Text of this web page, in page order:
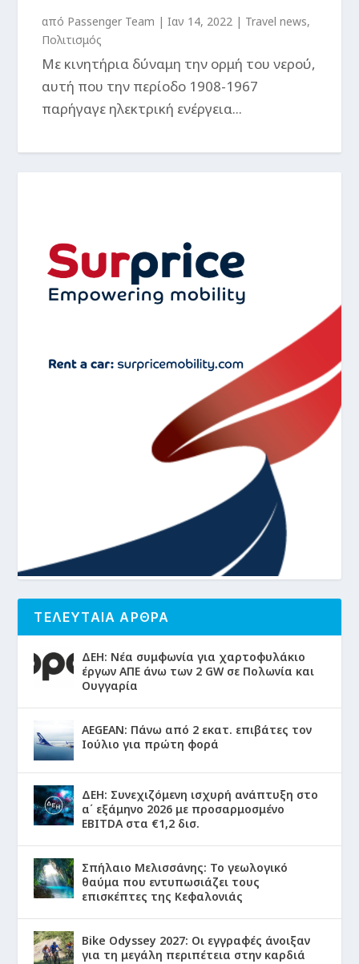
από Passenger Team |Ιαν 14, 2022 | Travel news,
Πολιτισμός
Με κινητήρια δύναμη την ορμή του νερού,
αυτή που την περίοδο 1908-1967
παρήγαγε ηλεκτρική ενέργεια...
ΤΕΛΕΥΤΑΙΑ ΑΡΘΡΑ
ΔΕΗ: Νέα συμφωνία για χαρτοφυλάκιο
έργων ΑΠΕ άνω των 2 GW σε Πολωνία και
Ουγγαρία
AEGEAN: Πάνω από 2 εκατ. επιβάτες τον
Ιούλιο για πρώτη φορά
ΔΕΗ: Συνεχιζόμενη ισχυρή ανάπτυξη στο
α΄ εξάμηνο 2026 με προσαρμοσμένο
EBITDA στα €1,2 δισ.
Σπήλαιο Μελισσάνης: Το γεωλογικό
θαύμα που εντυπωσιάζει τους
επισκέπτες της Κεφαλονιάς
Bike Odyssey 2027: Οι εγγραφές άνοιξαν
για τη μεγάλη περιπέτεια στην καρδιά